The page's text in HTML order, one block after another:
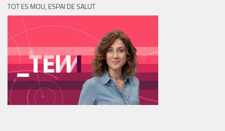
TOT ES MOU, ESPAI DE SALUT